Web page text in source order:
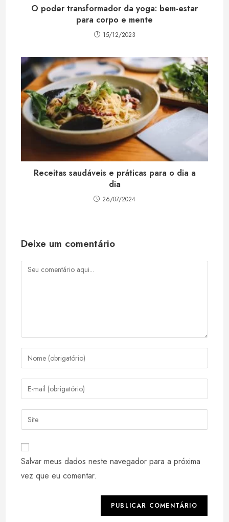
O poder transformador da yoga: bem-estar
para corpo e mente
15/12/2023
Receitas saudáveis e práticas para o dia a
dia
26/07/2024
Deixe um comentário
Comentário
Digite
seu
nome
ou
de
usuário
para
comentar
Digite
seu
endereço
de
mail
para
comentar
Digite
o
URL
do
seu
site
Salvar meus dados neste navegador para a próxima
vez que eu comentar.